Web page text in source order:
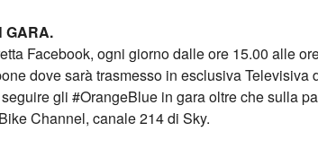
GARA.
Facebook, ogni giorno dalle ore 15.00 alle
dove sarà trasmesso in esclusiva Televisiva
gli #OrangeBlue in gara oltre che sulla
Channel, canale 214 di Sky.